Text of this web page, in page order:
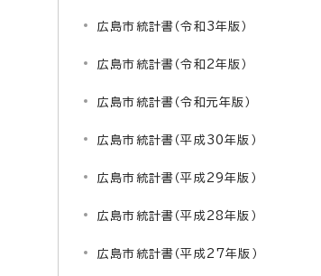
広島市統計書（令和3年版）
広島市統計書（令和2年版）
広島市統計書（令和元年版）
広島市統計書（平成30年版）
広島市統計書（平成29年版）
広島市統計書（平成28年版）
広島市統計書（平成27年版）